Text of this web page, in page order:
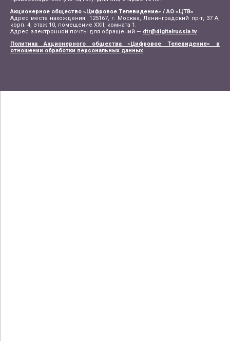
Акционерное общество «Цифровое Телевидение» / АО «ЦТВ»
Адрес места нахождения: 125167, г. Москва, Ленинградский пр-т, 37 А,
корп. 4, этаж 10, помещение XXII, комната 1.
Адрес электронной почты для обращений — dtr@digitalrussia.tv
Политика Акционерного общества «Цифровое Телевидение» в
отношении обработки персональных данных